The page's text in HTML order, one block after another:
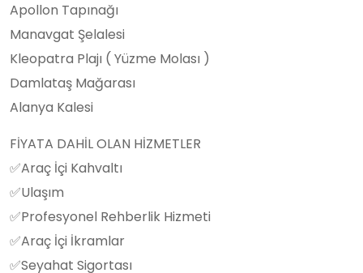
Apollon Tapınağı
Manavgat Şelalesi
Kleopatra Plajı ( Yüzme Molası )
Damlataş Mağarası
Alanya Kalesi
FİYATA DAHİL OLAN HİZMETLER
✅Araç İçi Kahvaltı
✅Ulaşım
✅Profesyonel Rehberlik Hizmeti
✅Araç İçi İkramlar
✅Seyahat Sigortası